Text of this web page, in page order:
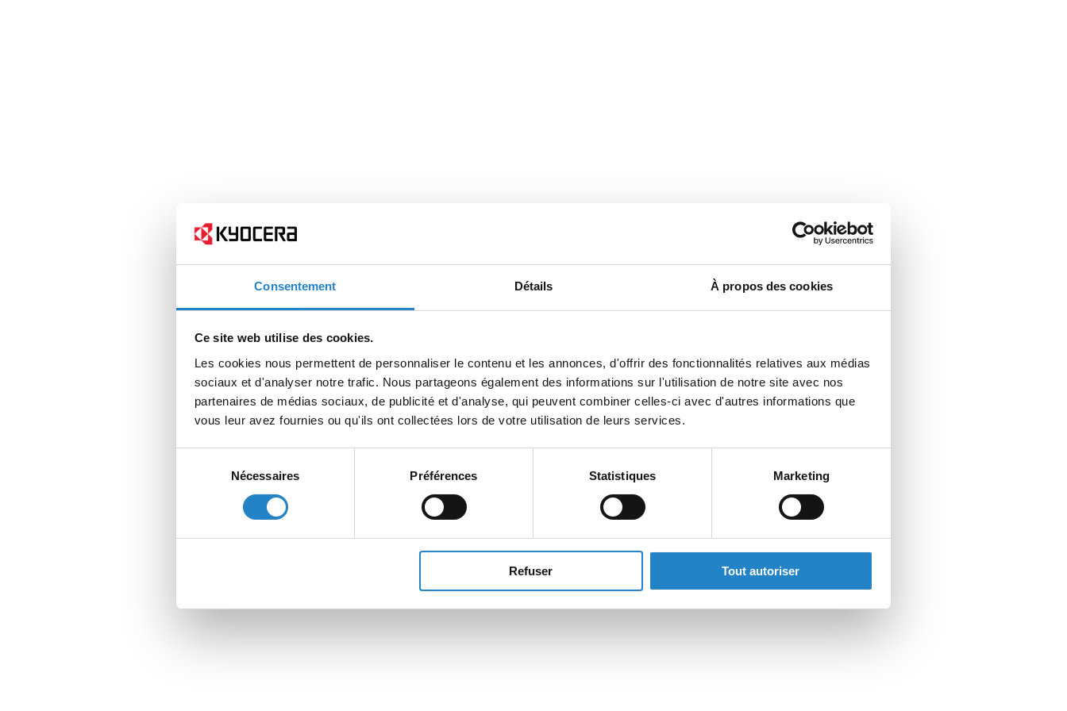
Consentement Détails À propos des cookies
Ce site web utilise des cookies.
Les cookies nous permettent de personnaliser le contenu et les annonces, d'offrir des fonctionnalités relatives aux médias
sociaux et d'analyser notre trafic. Nous partageons également des informations sur l'utilisation de notre site avec nos
partenaires de médias sociaux, de publicité et d'analyse, qui peuvent combiner celles-ci avec d'autres informations que
vous leur avez fournies ou qu'ils ont collectées lors de votre utilisation de leurs services.
consentement
Nécessaires Préférences Statistiques Marketing
Refuser Tout autoriser